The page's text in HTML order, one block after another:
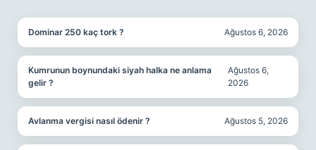
Dominar 250 kaç tork ? Ağustos 6, 2026
Kumrunun boynundaki siyah halka ne anlama
gelir ?
Ağustos 6,
2026
Avlanma vergisi nasıl ödenir ? Ağustos 5, 2026